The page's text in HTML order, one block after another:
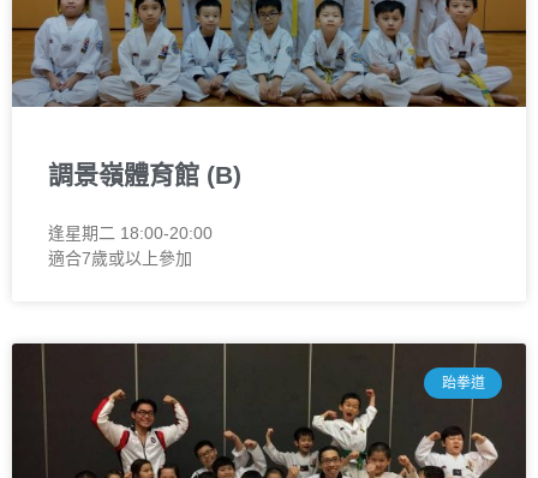
調景嶺體育館 (B)
逢星期二 18:00-20:00
適合7歲或以上參加
跆拳道